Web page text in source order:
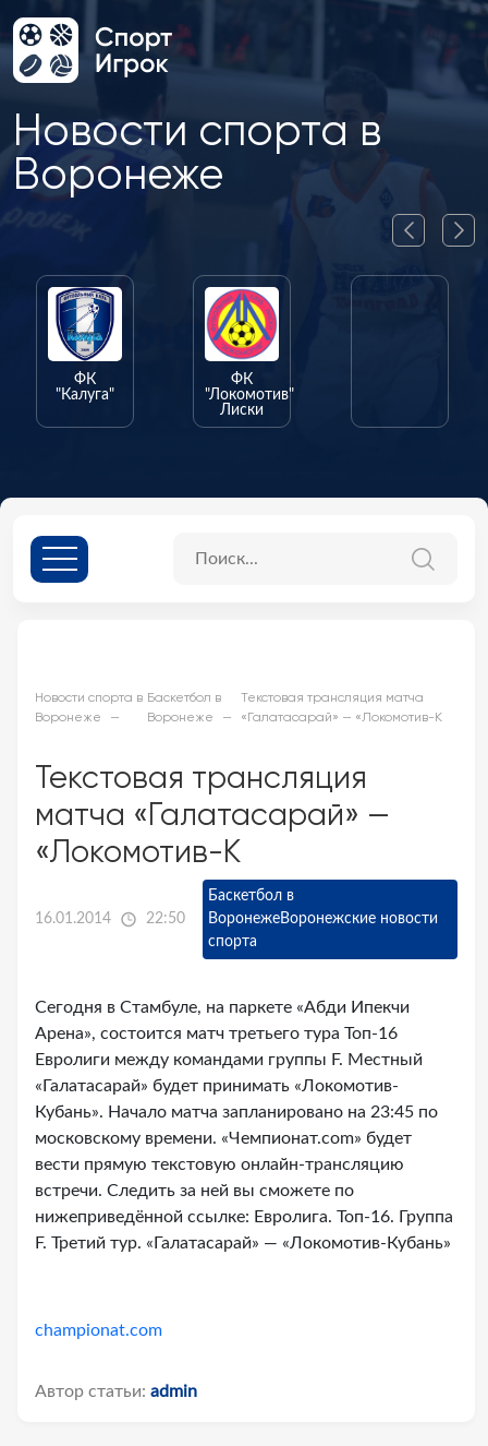
Новости спорта в
Воронеже
"Калуга"
ФК
"Локомотив"
Лиски
Новости спорта в
Воронеже
Баскетбол в
Воронеже
Текстовая трансляция матча
«Галатасарай» — «Локомотив-К
Текстовая трансляция
матча «Галатасарай» —
«Локомотив-К
16.01.2014 22:50
Баскетбол в
ВоронежеВоронежские новости
спорта
Сегодня в Стамбуле, на паркете «Абди Ипекчи
Арена», состоится матч третьего тура Топ-16
Евролиги между командами группы F. Местный
«Галатасарай» будет принимать «Локомотив-
Кубань». Начало матча запланировано на 23:45 по
московскому времени. «Чемпионат.com» будет
вести прямую текстовую онлайн-трансляцию
встречи. Следить за ней вы сможете по
нижеприведённой ссылке: Евролига. Топ-16. Группа
F. Третий тур. «Галатасарай» — «Локомотив-Кубань»
championat.com
Автор статьи: admin